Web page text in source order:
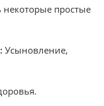
простые
Усыновление,